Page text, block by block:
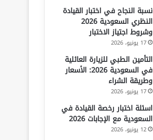
نسبة النجاح في اختبار القيادة
النظري السعودية 2026
وشروط اجتياز الاختبار
17 يونيو، 2026
التأمين الطبي للزيارة العائلية
في السعودية 2026: الأسعار
وطريقة الشراء
17 يونيو، 2026
اسئلة اختبار رخصة القيادة في
السعودية مع الإجابات 2026
12 يونيو، 2026